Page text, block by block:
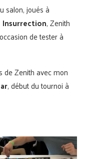
salon, joués à
Insurrection, Zenith
de tester à
de Zenith avec mon
, début du tournoi à